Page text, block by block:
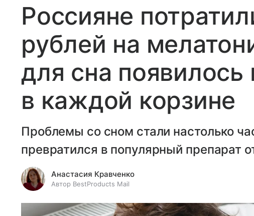
Россияне
рублей на
для сна появилось
в каждой корзине
Проблемы со сном стали настолько
превратился в популярный препарат
Анастасия Кравченко
Автор BestProducts Mail